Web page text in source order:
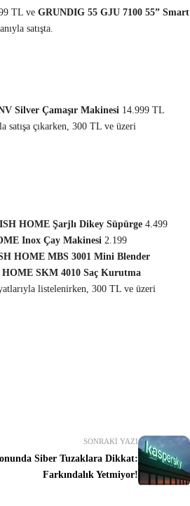
TL ve GRUNDIG 55 GJU 7100 55” Smart
satışta.
Silver Çamaşır Makinesi 14.999 TL
satışa çıkarken, 300 TL ve üzeri
HOME Şarjlı Dikey Süpürge 4.499
Inox Çay Makinesi 2.199
HOME MBS 3001 Mini Blender
SKM 4010 Saç Kurutma
listelenirken, 300 TL ve üzeri
SONRAKI YAZI
Siber Tuzaklara Dikkat:
Farkındalık Yetmiyor!